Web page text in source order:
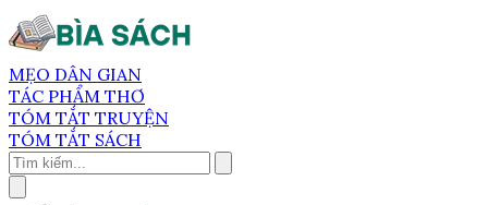
MẸO DÂN GIAN
TÁC PHẨM THƠ
TÓM TẮT TRUYỆN
TÓM TẮT SÁCH